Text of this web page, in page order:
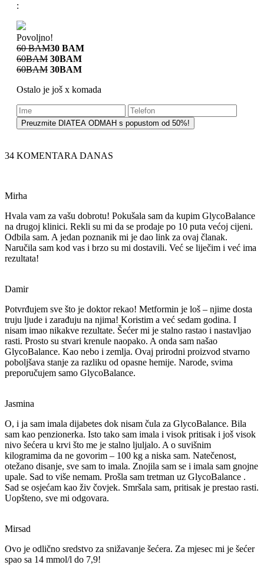
:
Povoljno!
60 BAM30 BAM
60BAM 30BAM
60BAM 30BAM
Ostalo je još x komada
Preuzmite DIATEA ODMAH s popustom od 50%!
34 KOMENTARA DANAS
Mirha
Hvala vam za vašu dobrotu! Pokušala sam da kupim GlycoBalance
na drugoj klinici. Rekli su mi da se prodaje po 10 puta većoj cijeni.
Odbila sam. A jedan poznanik mi je dao link za ovaj članak.
Naručila sam kod vas i brzo su mi dostavili. Već se liječim i već ima
rezultata!
Damir
Potvrđujem sve što je doktor rekao! Metformin je loš – njime dosta
truju ljude i zarađuju na njima! Koristim a već sedam godina. I
nisam imao nikakve rezultate. Šećer mi je stalno rastao i nastavljao
rasti. Prosto su stvari krenule naopako. A onda sam našao
GlycoBalance. Kao nebo i zemlja. Ovaj prirodni proizvod stvarno
poboljšava stanje za razliku od opasne hemije. Narode, svima
preporučujem samo GlycoBalance.
Jasmina
O, i ja sam imala dijabetes dok nisam čula za GlycoBalance. Bila
sam kao penzionerka. Isto tako sam imala i visok pritisak i još visok
nivo šećera u krvi što me je stalno ljuljalo. A o suvišnim
kilogramima da ne govorim – 100 kg a niska sam. Natečenost,
otežano disanje, sve sam to imala. Znojila sam se i imala sam gnojne
upale. Sad to više nemam. Prošla sam tretman uz GlycoBalance .
Sad se osjećam kao živ čovjek. Smršala sam, pritisak je prestao rasti.
Uopšteno, sve mi odgovara.
Mirsad
Ovo je odlično sredstvo za snižavanje šećera. Za mjesec mi je šećer
spao sa 14 mmol/l do 7,9!